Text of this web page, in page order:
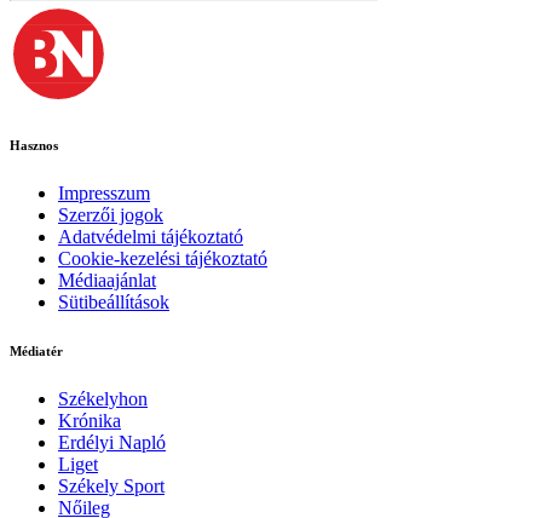
Hasznos
Impresszum
Szerzői jogok
Adatvédelmi tájékoztató
Cookie-kezelési tájékoztató
Médiaajánlat
Sütibeállítások
Médiatér
Székelyhon
Krónika
Erdélyi Napló
Liget
Székely Sport
Nőileg